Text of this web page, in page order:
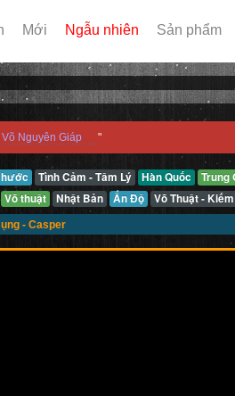
Mới Ngẫu nhiên Sản phẩm
Võ Nguyên Giáp "
Tình Cảm - Tâm Lý Hàn Quốc Trung
Võ thuật Nhật Bản Ấn Độ Võ Thuật -
- Casper